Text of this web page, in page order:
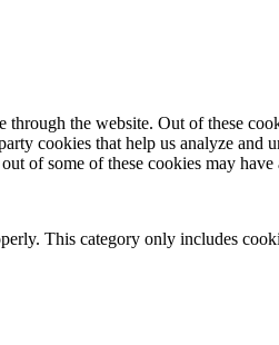
the website. Out of these
cookies that help us analyze
of some of these cookies may
This category only includes